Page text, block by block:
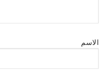
الاسم